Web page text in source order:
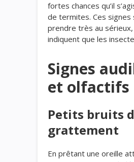
fortes chances qu’il
de termites. Ces signes
prendre très au sérieux,
indiquent que les
Signes
et olfactifs
Petits bruits
grattement
En prêtant une oreille